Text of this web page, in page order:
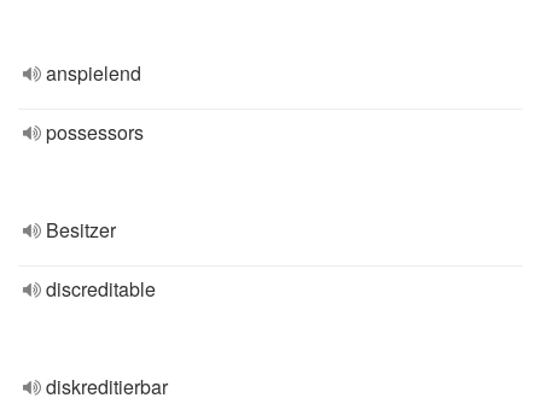
anspielend
possessors
Besitzer
discreditable
diskreditierbar